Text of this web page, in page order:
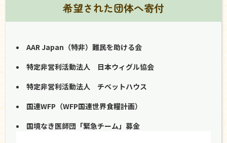
希望された団体へ寄付
AAR Japan（特非）難民を助ける会
特定非営利活動法人 日本ウィグル協会
特定非営利活動法人 チベットハウス
国連WFP（WFP国連世界食糧計画）
国境なき医師団「緊急チーム」募金